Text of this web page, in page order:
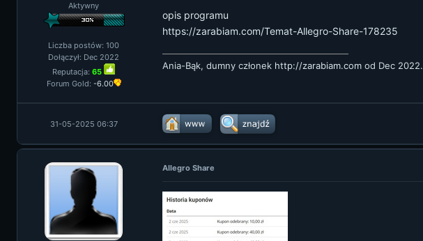
Aktywny
Liczba postów: 100
Dołączył: Dec 2022
Reputacja: 65
Forum Gold: -6.00
opis programu
https://zarabiam.com/Temat-Allegro-Share-178235
Ania-Bąk, dumny członek http://zarabiam.com od Dec 2022.
31-05-2025 06:37
Allegro Share